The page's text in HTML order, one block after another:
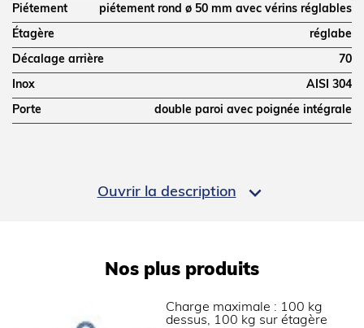
Ouvrir la description 
Piétement piétement rond ø 50 mm avec vérins réglables
Étagère réglabe
Décalage arrière 70
Inox AISI 304
Porte double paroi avec poignée intégrale
Profondeur (mm)
Hauteur réglable (mm)Nos plus produits
Charge maximale : 100 kg
dessus, 100 kg sur étagère